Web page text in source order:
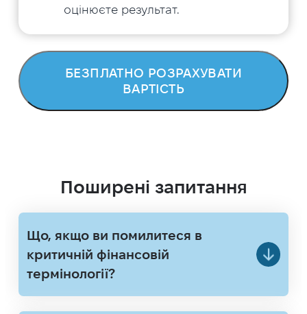
оцінюєте результат.
БЕЗПЛАТНО РОЗРАХУВАТИ
ВАРТІСТЬ
Поширені запитання
Що, якщо ви помилитеся в
критичній фінансовій
термінології?
У фінансовому перекладі це не
«дрібна помилка». Це може призвести